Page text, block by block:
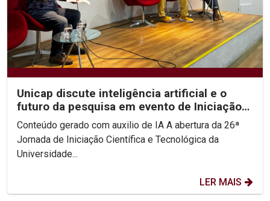
Unicap discute inteligência artificial e o
futuro da pesquisa em evento de Iniciação
Científica
Conteúdo gerado com auxilio de IA A abertura da 26ª
Jornada de Iniciação Científica e Tecnológica da
Universidade...
LER MAIS